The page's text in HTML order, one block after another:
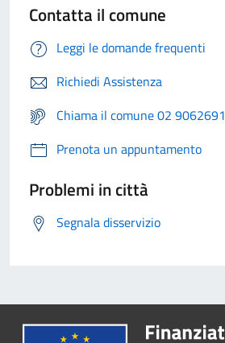
Contatta il comune
Leggi le domande frequenti
Richiedi Assistenza
Chiama il comune 02 9062691
Prenota un appuntamento
Problemi in città
Segnala disservizio